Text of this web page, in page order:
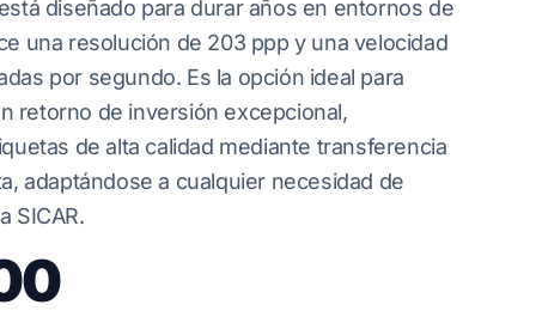
diseñado para durar años en entornos de
una resolución de 203 ppp y una velocidad
por segundo. Es la opción ideal para
retorno de inversión excepcional,
de alta calidad mediante transferencia
adaptándose a cualquier necesidad de
SICAR.